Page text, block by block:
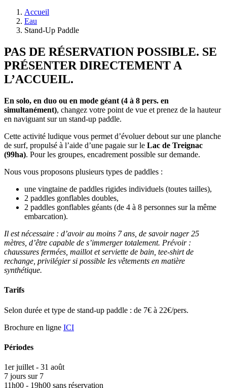
Accueil
Eau
Stand-Up Paddle
PAS DE RÉSERVATION POSSIBLE. SE
PRÉSENTER DIRECTEMENT A
L’ACCUEIL.
En solo, en duo ou en mode géant (4 à 8 pers. en
simultanément), changez votre point de vue et prenez de la hauteur
en naviguant sur un stand-up paddle.
Cette activité ludique vous permet d’évoluer debout sur une planche
de surf, propulsé à l’aide d’une pagaie sur le Lac de Treignac
(99ha). Pour les groupes, encadrement possible sur demande.
Nous vous proposons plusieurs types de paddles :
une vingtaine de paddles rigides individuels (toutes tailles),
2 paddles gonflables doubles,
2 paddles gonflables géants (de 4 à 8 personnes sur la même
embarcation).
Il est nécessaire : d’avoir au moins 7 ans, de savoir nager 25
mètres, d’être capable de s’immerger totalement. Prévoir :
chaussures fermées, maillot et serviette de bain, tee-shirt de
rechange, privilégier si possible les vêtements en matière
synthétique.
Tarifs
Selon durée et type de stand-up paddle : de 7€ à 22€/pers.
Brochure en ligne ICI
Périodes
1er juillet - 31 août
7 jours sur 7
11h00 - 19h00 sans réservation